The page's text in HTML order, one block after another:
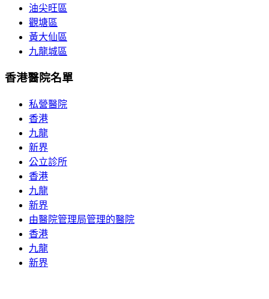
油尖旺區
觀塘區
黃大仙區
九龍城區
香港醫院名單
私營醫院
香港
九龍
新界
公立診所
香港
九龍
新界
由醫院管理局管理的醫院
香港
九龍
新界